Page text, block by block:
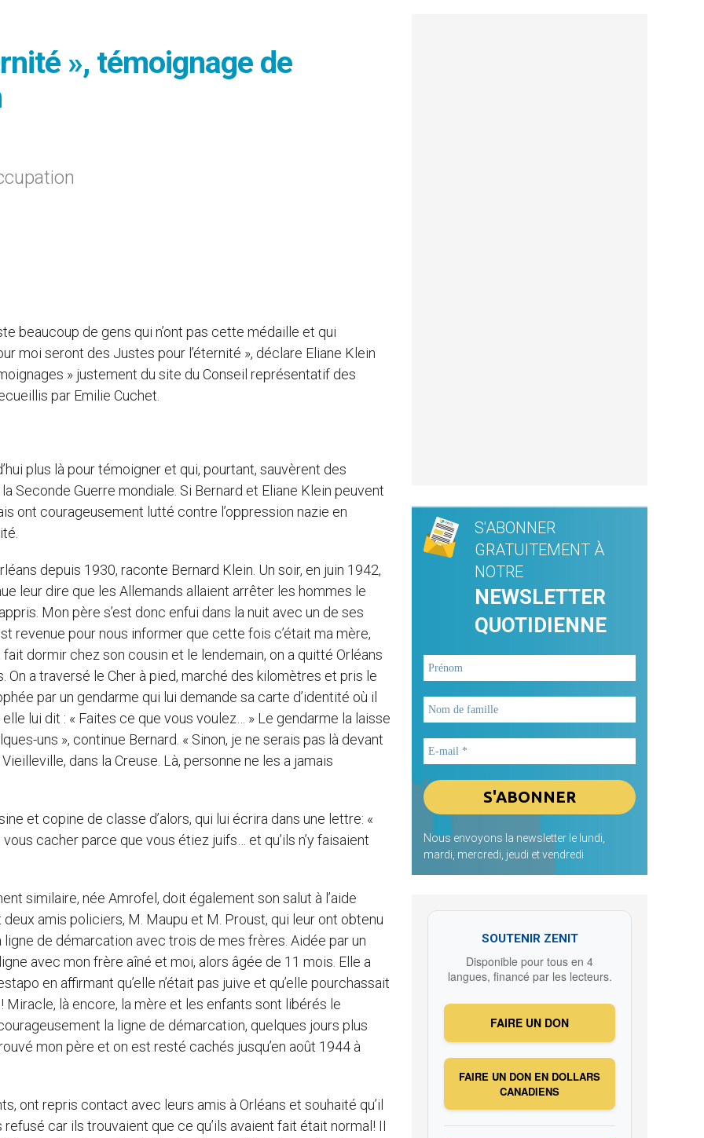
», témoignage de
beaucoup de gens qui n’ont pas cette médaille et qui
moi seront des Justes pour l’éternité », déclare Eliane Klein
» justement du site du Conseil représentatif des
par Emilie Cuchet.
plus là pour témoigner et qui, pourtant, sauvèrent des
Seconde Guerre mondiale. Si Bernard et Eliane Klein peuvent
ont courageusement lutté contre l’oppression nazie en
depuis 1930, raconte Bernard Klein. Un soir, en juin 1942,
leur dire que les Allemands allaient arrêter les hommes le
Mon père s’est donc enfui dans la nuit avec un de ses
revenue pour nous informer que cette fois c’était ma mère,
dormir chez son cousin et le lendemain, on a quitté Orléans
On a traversé le Cher à pied, marché des kilomètres et pris le
par un gendarme qui lui demande sa carte d’identité où il
lui dit : « Faites ce que vous voulez… » Le gendarme la laisse
uns », continue Bernard. « Sinon, je ne serais pas là devant
dans la Creuse. Là, personne ne les a jamais
et copine de classe d’alors, qui lui écrira dans une lettre: «
cacher parce que vous étiez juifs… et qu’ils n’y faisaient
similaire, née Amrofel, doit également son salut à l’aide
amis policiers, M. Maupu et M. Proust, qui leur ont obtenu
de démarcation avec trois de mes frères. Aidée par un
avec mon frère aîné et moi, alors âgée de 11 mois. Elle a
en affirmant qu’elle n’était pas juive et qu’elle pourchassait
Miracle, là encore, la mère et les enfants sont libérés le
la ligne de démarcation, quelques jours plus
mon père et on est resté cachés jusqu’en août 1944 à
ont repris contact avec leurs amis à Orléans et souhaité qu’il
car ils trouvaient que ce qu’ils avaient fait était normal! II
S'ABONNER
GRATUITEMENT À
NOTRE
NEWSLETTER
QUOTIDIENNE
Nous envoyons la newsletter le lundi,
mardi, mercredi, jeudi et vendredi
SOUTENIR ZENIT
Disponible pour tous en 4
langues, financé par les lecteurs.
FAIRE UN DON
FAIRE UN DON EN DOLLARS
CANADIENS